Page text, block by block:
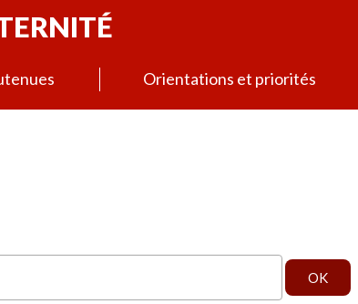
Orientations et priorités